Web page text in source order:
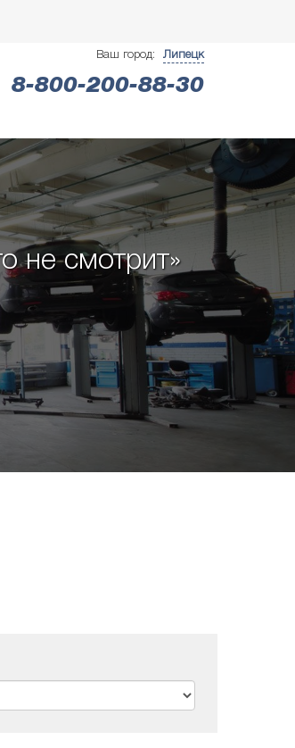
Ваш город: Липецк
8-800-200-88-30
не смотрит»